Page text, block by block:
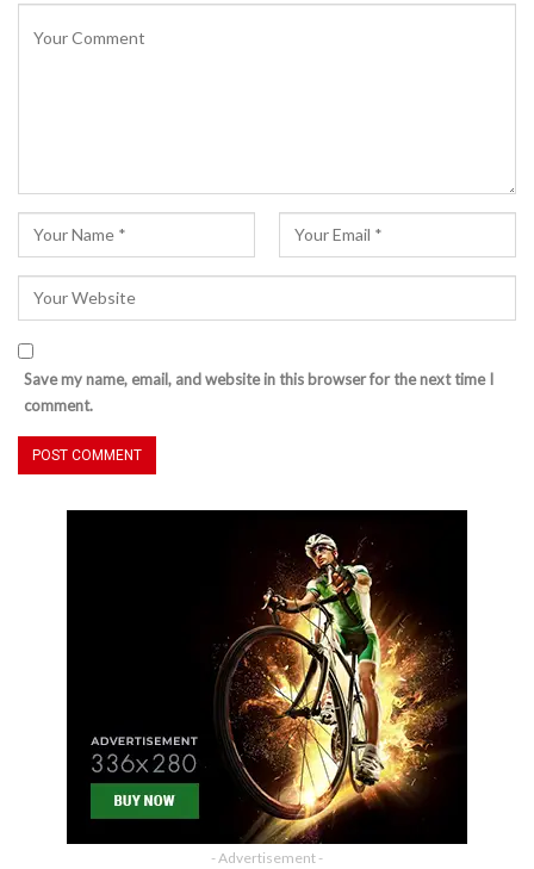
Save my name, email, and website in this browser for the next time I
comment.
- Advertisement -